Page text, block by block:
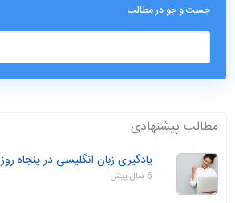
جست و جو در مطالب
مطالب پیشنهادی
یادگیری زبان انگلیسی در پنجاه روز
6 سال پیش